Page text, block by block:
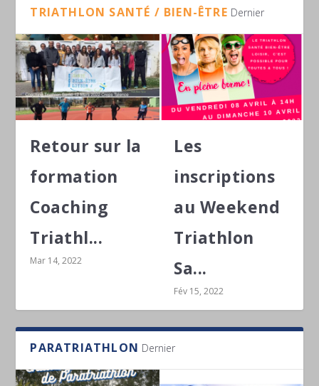
TRIATHLON SANTÉ / BIEN-ÊTRE Dernier
Retour sur la
formation
Coaching
Triathl...
Mar 14, 2022
Les
inscriptions
au Weekend
Triathlon
Sa...
Fév 15, 2022
PARATRIATHLON Dernier